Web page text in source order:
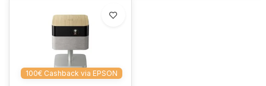
100€ Cashback via EPSON